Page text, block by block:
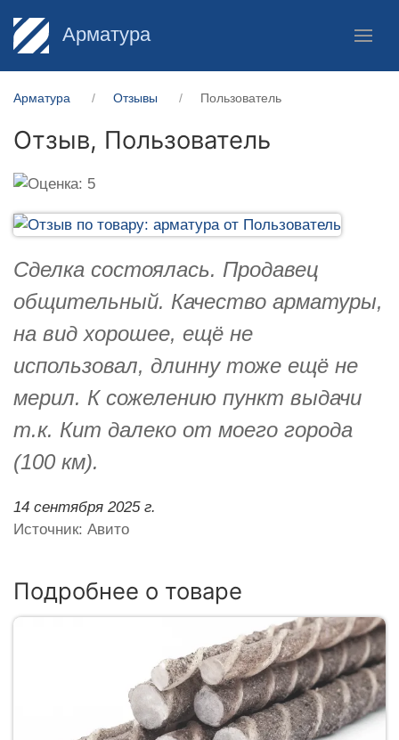
Арматура
Арматура Отзывы Пользователь
Отзыв, Пользователь
Сделка состоялась. Продавец
общительный. Качество арматуры,
на вид хорошее, ещё не
использовал, длинну тоже ещё не
мерил. К сожелению пункт выдачи
т.к. Кит далеко от моего города
(100 км).
14 сентября 2025 г.
Источник: Авито
Подробнее о товаре